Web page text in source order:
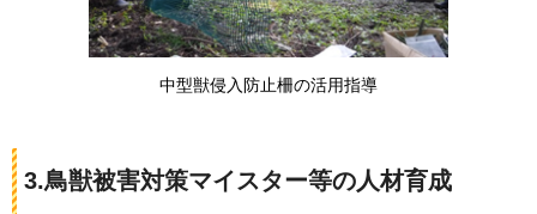
中型獣侵入防止柵の活用指導
3.鳥獣被害対策マイスター等の人材育成